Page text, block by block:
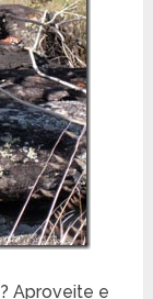
? Aproveite e